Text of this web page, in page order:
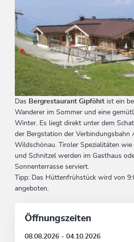
Das Bergrestaurant Gipföhitist ein
Wanderer im Sommer und eine
Winter. Es liegt direkt unter dem
der Bergstation der Verbindungsbahn
Wildschönau. Tiroler Spezialitäten wie
und Schnitzel werden im Gasthaus
Sonnenterrasse serviert.
Tipp: Das Hüttenfrühstück wird von
angeboten.
Öffnungszeiten
08.08.2026 - 04.10.2026